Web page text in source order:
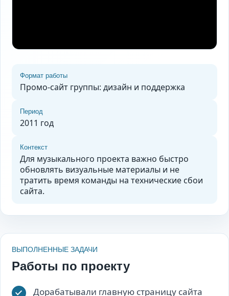
Формат работы
Промо-сайт группы: дизайн и поддержка
Период
2011 год
Контекст
Для музыкального проекта важно быстро
обновлять визуальные материалы и не
тратить время команды на технические сбои
сайта.
ВЫПОЛНЕННЫЕ ЗАДАЧИ
Работы по проекту
Дорабатывали главную страницу сайта